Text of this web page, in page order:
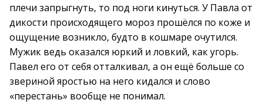
плечи запрыгнуть, то под ноги кинуться. У Павла от
дикости происходящего мороз прошёлся по коже и
ощущение возникло, будто в кошмаре очутился.
Мужик ведь оказался юркий и ловкий, как угорь.
Павел его от себя отталкивал, а он ещё больше со
звериной яростью на него кидался и слово
«перестань» вообще не понимал.